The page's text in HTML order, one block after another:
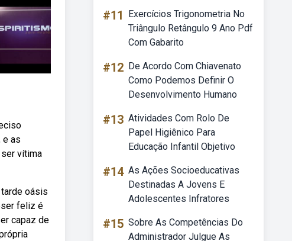
e as
vítima
oásis
feliz é
capaz de
#11
Exercícios Trigonometria No
Triângulo Retângulo 9 Ano Pdf
Com Gabarito
#12 De Acordo Com Chiavenato
Como Podemos Definir O
Desenvolvimento Humano
#13 Atividades Com Rolo De
Papel Higiênico Para
Educação Infantil Objetivo
#14 As Ações Socioeducativas
Destinadas A Jovens E
Adolescentes Infratores
#15 Sobre As Competências Do
Administrador Julgue As